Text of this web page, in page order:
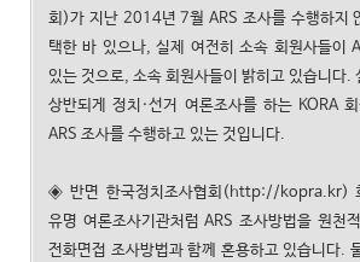
회)가 지난 2014년 7월 ARS 조사를 수행하지
택한 바 있으나, 실제 여전히 소속 회원사들이
있는 것으로, 소속 회원사들이 밝히고 있습니다.
상반되게 정치·선거 여론조사를 하는 KORA
ARS 조사를 수행하고 있는 것입니다.
◈ 반면 한국정치조사협회(http://kopra.kr)
유명 여론조사기관처럼 ARS 조사방법을 원천
전화면접 조사방법과 함께 혼용하고 있습니다.